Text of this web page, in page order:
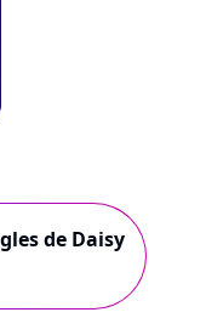
de Daisy